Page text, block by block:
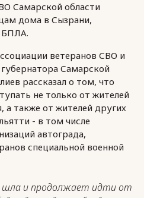
Самарской области
дома в Сызрани,
БПЛА.
ветеранов СВО и
Самарской
рассказал о том, что
не только от жителей
также от жителей других
- в том числе
автограда,
специальной военной
шла и продолжает идти от